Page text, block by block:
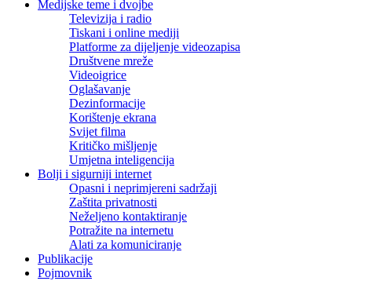
Medijske teme i dvojbe
Televizija i radio
Tiskani i online mediji
Platforme za dijeljenje videozapisa
Društvene mreže
Videoigrice
Oglašavanje
Dezinformacije
Korištenje ekrana
Svijet filma
Kritičko mišljenje
Umjetna inteligencija
Bolji i sigurniji internet
Opasni i neprimjereni sadržaji
Zaštita privatnosti
Neželjeno kontaktiranje
Potražite na internetu
Alati za komuniciranje
Publikacije
Pojmovnik